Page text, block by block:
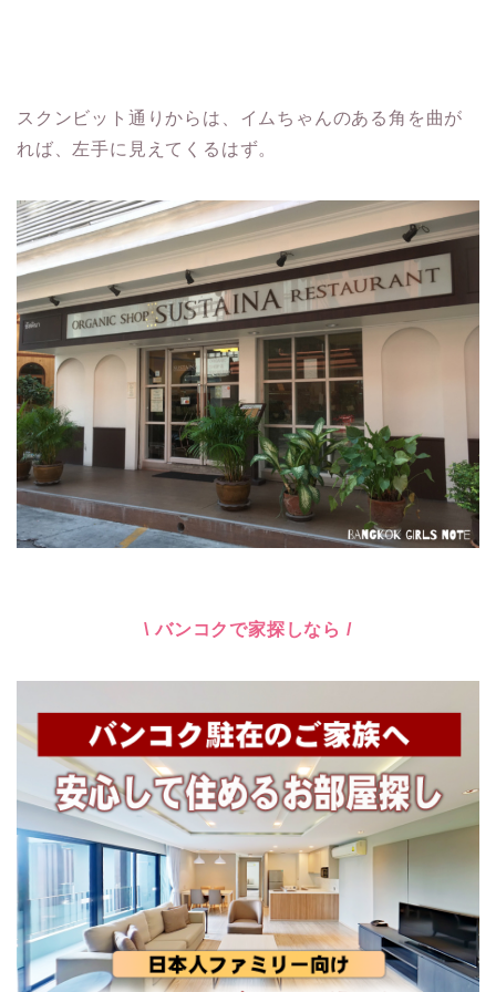
スクンビット通りからは、イムちゃんのある角を曲が
れば、左手に見えてくるはず。
\ バンコクで家探しなら /